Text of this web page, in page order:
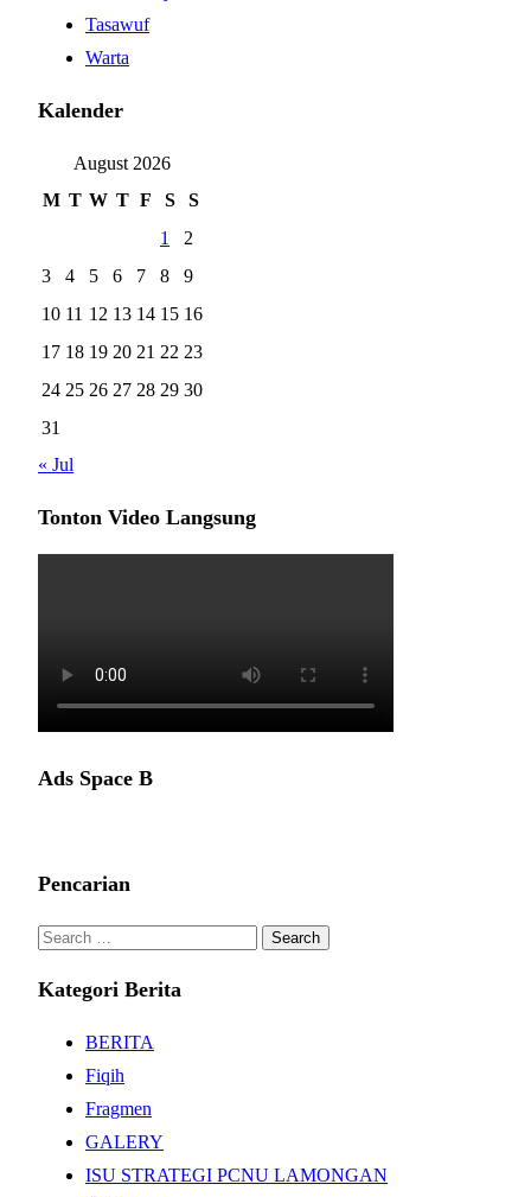
Tasawuf
Warta
Kalender
August 2026
M T W T F S
S
1
2
3
4 5 6 7 8
9
10 11 12 13 14 15 16
17 18 19 20 21 22 23
24 25 26 27 28 29 30
31
« Jul
Tonton Video Langsung
Ads Space B
Pencarian
Search
Kategori Berita
BERITA
Fiqih
Fragmen
GALERY
ISU STRATEGI PCNU LAMONGAN